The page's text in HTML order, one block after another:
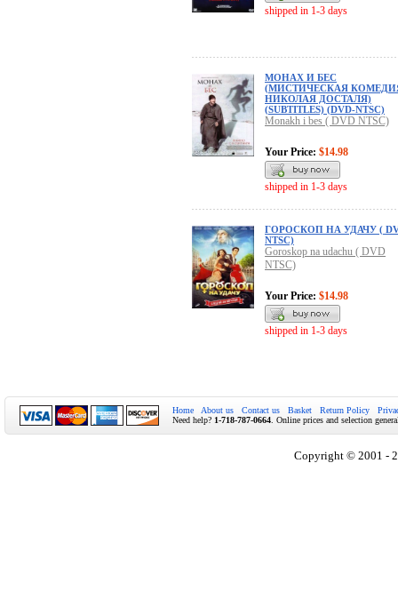
shipped in 1-3 days
МОНАХ И БЕС
(МИСТИЧЕСКАЯ
НИКОЛАЯ ДОСТАЛЯ)
(SUBTITLES) (DVD-NTSC)
Monakh i bes ( DVD NTSC)
Your Price: $14.98
shipped in 1-3 days
ГОРОСКОП НА УДАЧУ (
NTSC)
Goroskop na udachu ( DVD
NTSC)
Your Price: $14.98
shipped in 1-3 days
Home About us Contact us Basket Return Policy
Need help? 1-718-787-0664 . Online prices and selection
Copyright © 2001 -